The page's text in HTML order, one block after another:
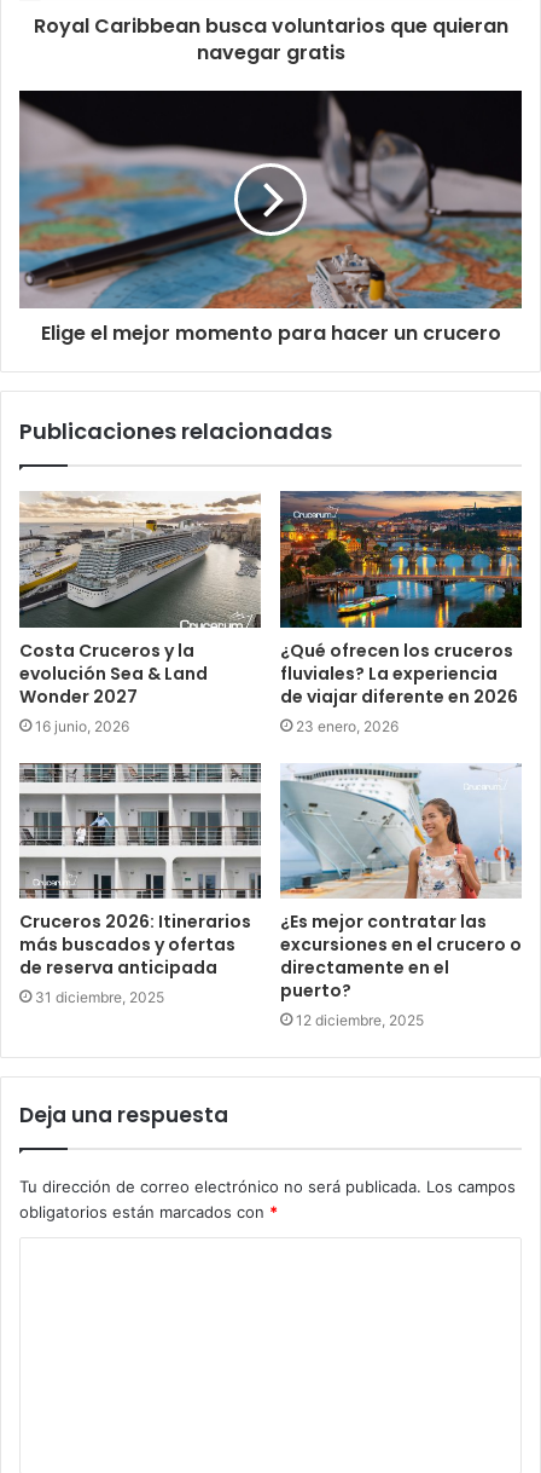
Royal Caribbean busca voluntarios que quieran
navegar gratis
Elige el mejor momento para hacer un crucero
Publicaciones relacionadas
Costa Cruceros y la
evolución Sea & Land
Wonder 2027
16 junio, 2026
¿Qué ofrecen los cruceros
fluviales? La experiencia
de viajar diferente en 2026
23 enero, 2026
Cruceros 2026: Itinerarios
más buscados y ofertas
de reserva anticipada
31 diciembre, 2025
¿Es mejor contratar las
excursiones en el crucero o
directamente en el
puerto?
12 diciembre, 2025
Deja una respuesta
Tu dirección de correo electrónico no será publicada. Los campos
obligatorios están marcados con *